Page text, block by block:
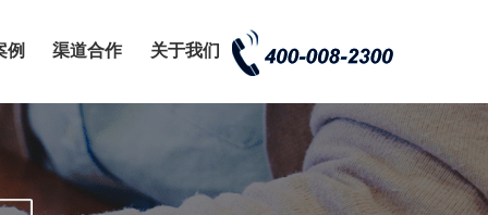
例 渠道合作 关于我们